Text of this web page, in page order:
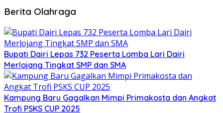
Berita Olahraga
Bupati Dairi Lepas 732 Peserta Lomba Lari Dairi
Merlojang Tingkat SMP dan SMA
Kampung Baru Gagalkan Mimpi Primakosta dan Angkat
Trofi PSKS CUP 2025